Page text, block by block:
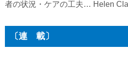
者の状況・ケアの工夫… Helen
〔連 載〕